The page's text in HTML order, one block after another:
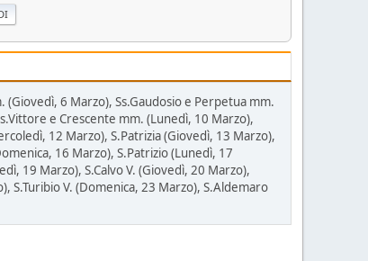
(Giovedì, 6 Marzo), Ss.Gaudosio e Perpetua mm.
e Crescente mm. (Lunedì, 10 Marzo),
12 Marzo), S.Patrizia (Giovedì, 13 Marzo),
16 Marzo), S.Patrizio (Lunedì, 17
19 Marzo), S.Calvo V. (Giovedì, 20 Marzo),
S.Turibio V. (Domenica, 23 Marzo), S.Aldemaro